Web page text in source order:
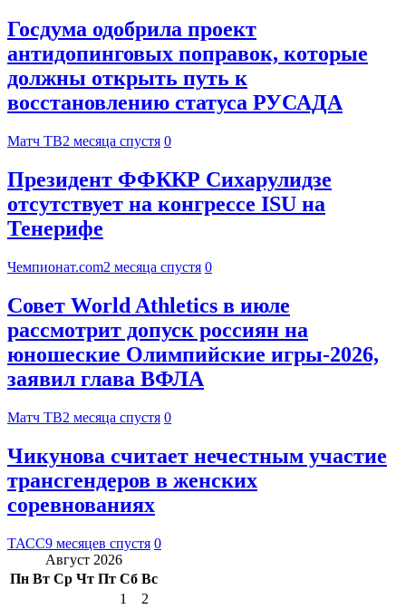
Госдума одобрила проект
антидопинговых поправок, которые
должны открыть путь к
восстановлению статуса РУСАДА
Матч ТВ2 месяца спустя 0
Президент ФФККР Сихарулидзе
отсутствует на конгрессе ISU на
Тенерифе
Чемпионат.com2 месяца спустя 0
Совет World Athletics в июле
рассмотрит допуск россиян на
юношеские Олимпийские игры‑2026,
заявил глава ВФЛА
Матч ТВ2 месяца спустя 0
Чикунова считает нечестным участие
трансгендеров в женских
соревнованиях
ТАСС9 месяцев спустя 0
Август 2026
Пн Вт Ср Чт Пт Сб Вс
1
2